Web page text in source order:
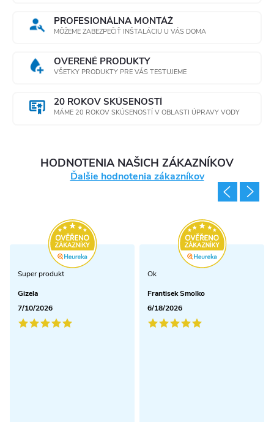
PROFESIONÁLNA MONTÁŽ
MÔŽEME ZABEZPEČIŤ INŠTALÁCIU U VÁS DOMA
OVERENÉ PRODUKTY
VŠETKY PRODUKTY PRE VÁS TESTUJEME
20 ROKOV SKÚSENOSTÍ
MÁME 20 ROKOV SKÚSENOSTÍ V OBLASTI ÚPRAVY VODY
HODNOTENIA NAŠICH ZÁKAZNÍKOV
Ďalšie hodnotenia zákazníkov
Super produkt
Gizela
7/10/2026
Ok
Frantisek Smolko
6/18/2026